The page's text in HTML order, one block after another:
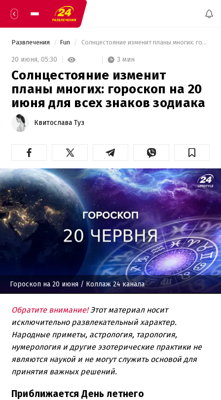
Развлечения Fun Солнцестояние изменит планы многих: гороскоп на 20 июня для всех знаков зодиака
20 июня, 05:30 3 мин
Солнцестояние изменит
планы многих: гороскоп на 20
июня для всех знаков зодиака
Квитослава Туз
Гороскоп на 20 июня / Коллаж 24 канала
Обратите внимание!Этот материал носит
исключительно развлекательный характер.
Народные приметы, астрология, тарология,
нумерология и другие эзотерические практики не
являются наукой и не могут служить основой для
принятия важных решений.
Приближается День летнего